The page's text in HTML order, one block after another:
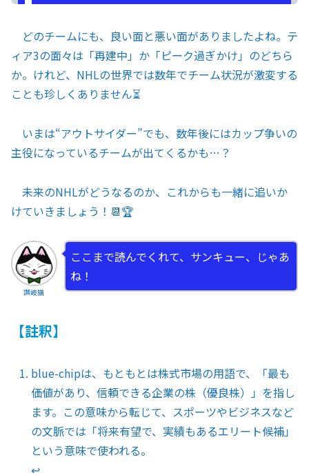
どのチームにも、良い面と悪い面がありましたよね。テ
ィア3の面々は「再建中」か「ピーク過ぎかけ」のどちら
か。けれど、NHLの世界では数年でチーム状況が激変する
ことも珍しくありません⏳
いまは“アウトサイダー”でも、数年後にはカップ争いの
主役になっているチームが出てくるかも…？
未来のNHLがどうなるのか、これからも一緒に追いか
けていきましょう！📆🏆
讃岐猫
ここまで読んでくれて、サンキュー、じゃあ
ね！
【註釈】
blue-chipは、もともとは株式市場の用語で、「最も
価値があり、信頼できる企業の株（優良株）」を指し
ます。この意味から転じて、スポーツやビジネスなど
の文脈では「将来有望で、実績もあるエリート候補」
という意味で使われる。
↩︎